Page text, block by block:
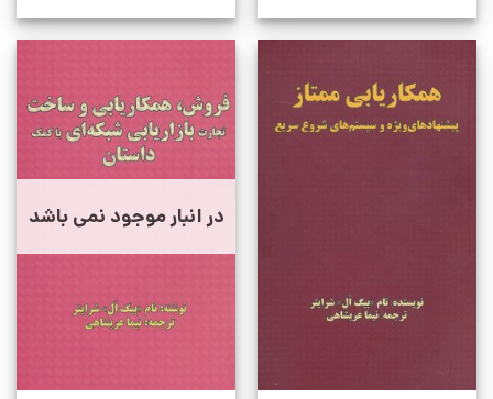
در انبار موجود نمی باشد